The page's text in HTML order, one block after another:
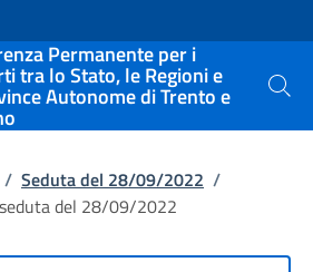
Permanente per i
tra lo Stato, le Regioni e
Autonome di Trento e Cerca
/ Seduta del 28/09/2022 /
seduta del 28/09/2022